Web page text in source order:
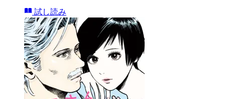
試し読み